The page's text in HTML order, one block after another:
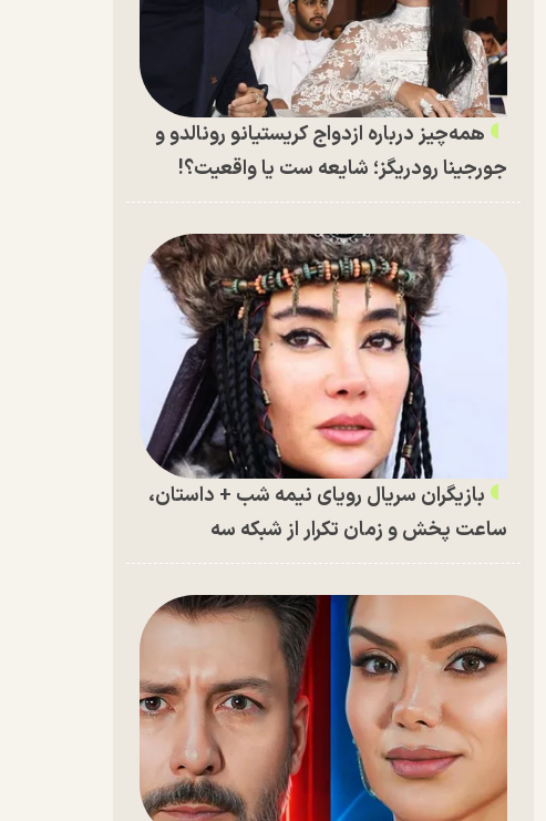
همه‌چیز درباره ازدواج کریستیانو رونالدو و
جورجینا رودریگز؛ شایعه ست یا واقعیت؟!
بازیگران سریال رویای نیمه شب + داستان،
ساعت پخش و زمان تکرار از شبکه سه